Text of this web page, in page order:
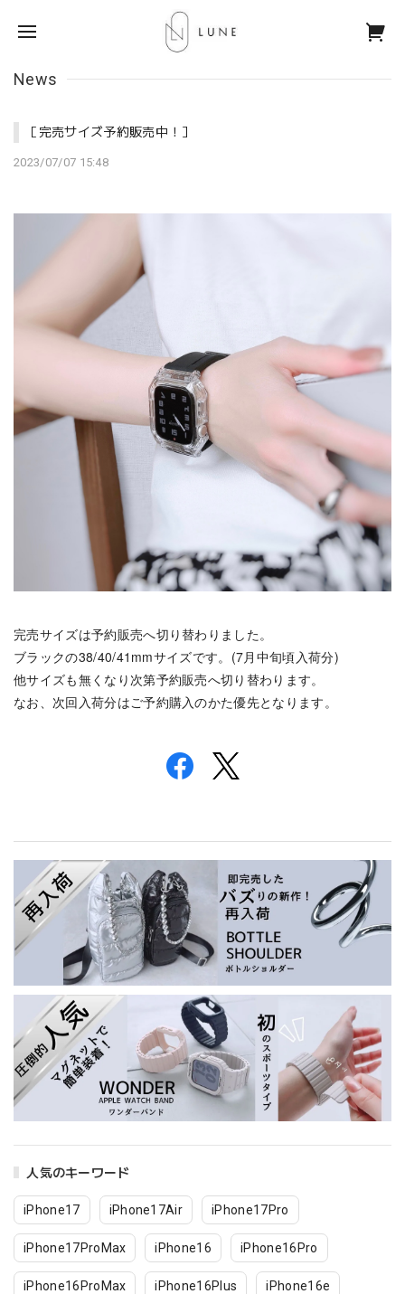
人気のキーワード
iPhone17 iPhone17Air iPhone17Pro
iPhone17ProMax iPhone16 iPhone16Pro
iPhone16ProMax iPhone16Plus iPhone16e
News
［完売サイズ予約販売中！］
2023/07/07 15:48
完売サイズは予約販売へ切り替わりました。
ブラックの38/40/41mmサイズです。(7月中旬頃入荷分)
他サイズも無くなり次第予約販売へ切り替わります。
なお、次回入荷分はご予約購入のかた優先となります。